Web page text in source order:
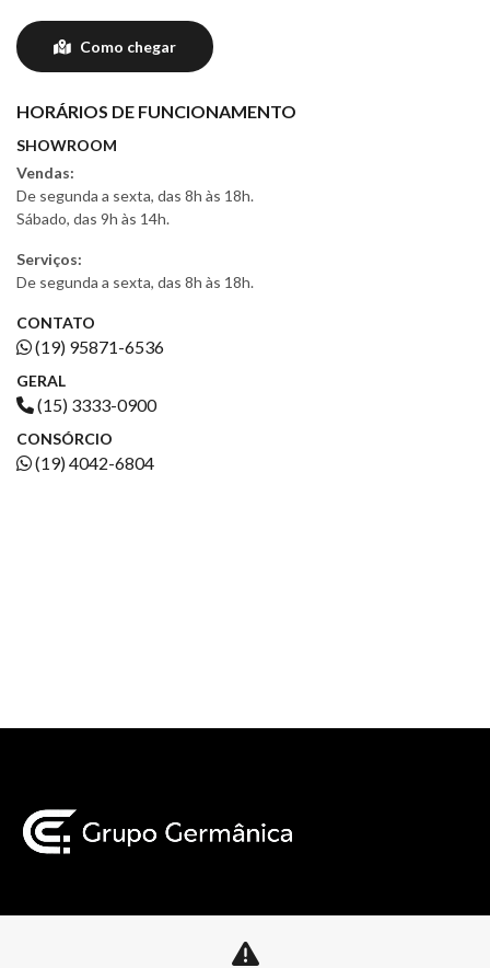
Como chegar
HORÁRIOS DE FUNCIONAMENTO
SHOWROOM
Vendas:
De segunda a sexta, das 8h às 18h.
Sábado, das 9h às 14h.
Serviços:
De segunda a sexta, das 8h às 18h.
CONTATO
(19) 95871-6536
GERAL
(15) 3333-0900
CONSÓRCIO
(19) 4042-6804